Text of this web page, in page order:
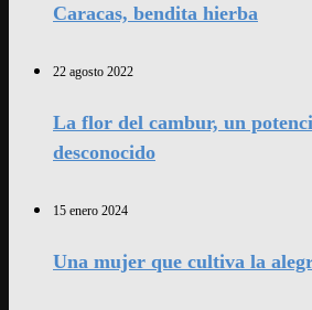
Caracas, bendita hierba
22 agosto 2022
La flor del cambur, un
desconocido
15 enero 2024
Una mujer que cultiva la